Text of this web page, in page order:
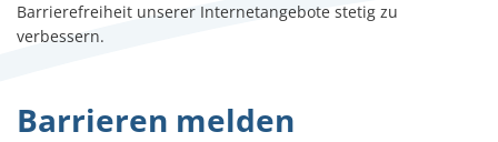
Barrierefreiheit unserer Internetangebote stetig zu
verbessern.
Barrieren melden